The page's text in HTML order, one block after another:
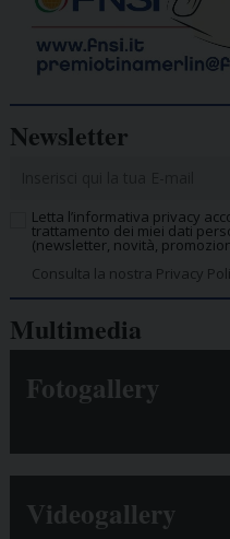
Newsletter
Letta l’informativa privacy
trattamento dei miei dati
(newsletter, novità,
Consulta la nostra Privacy
Multimedia
Fotogallery
Videogallery